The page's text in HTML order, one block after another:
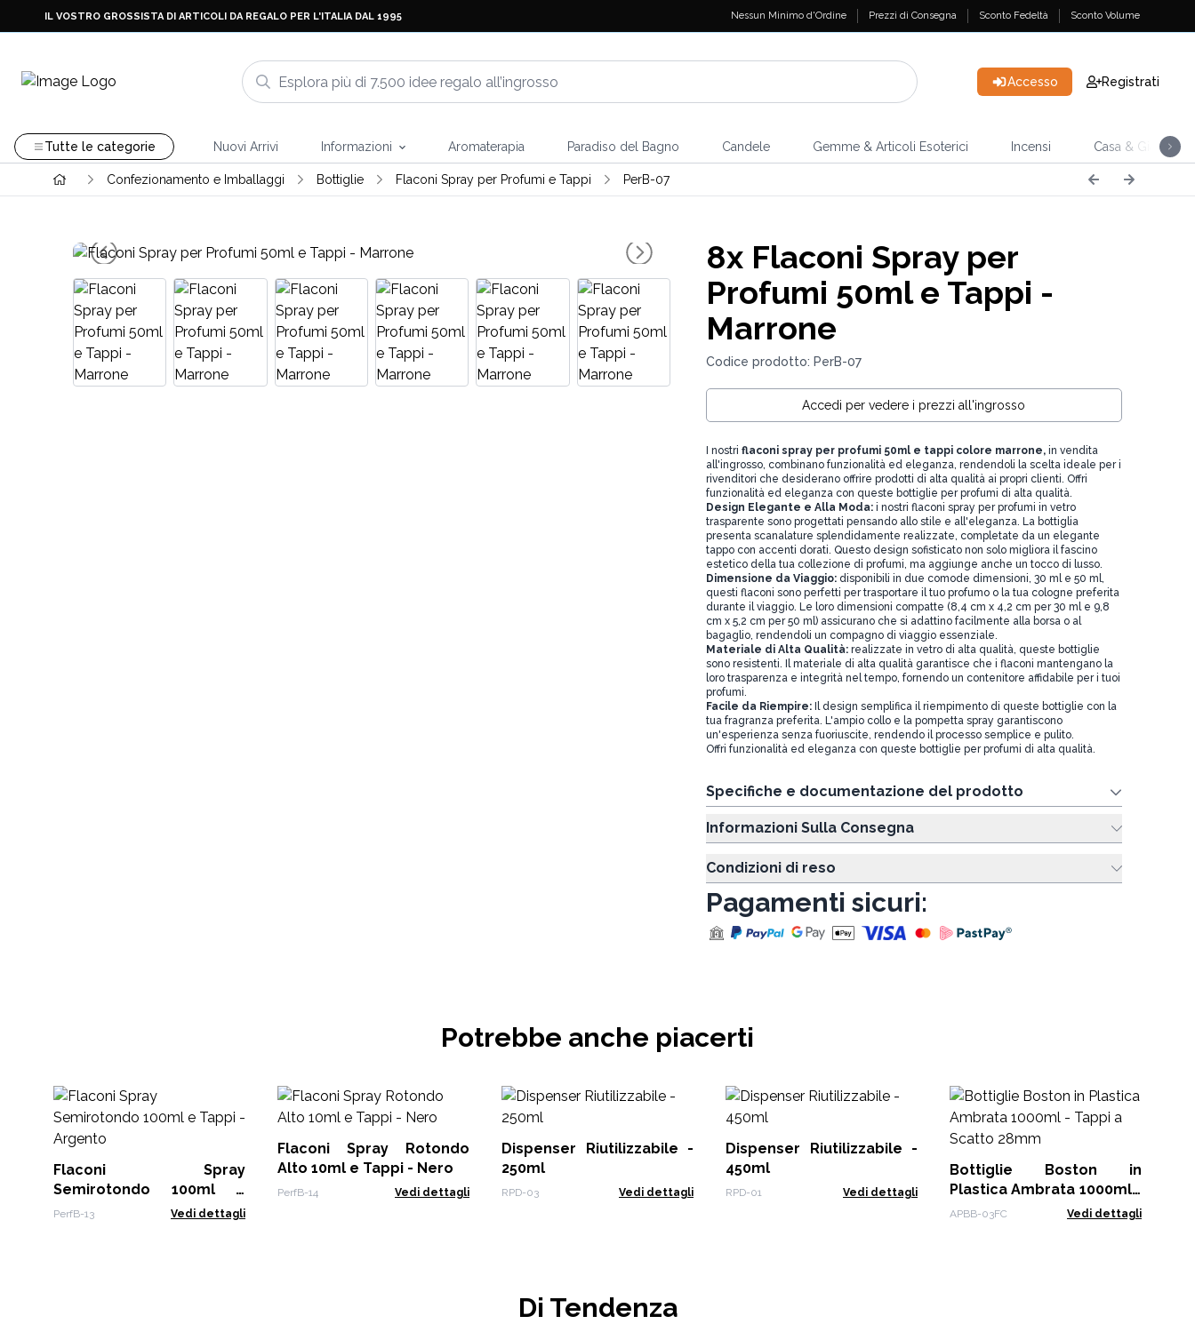
IL VOSTRO GROSSISTA DI ARTICOLI DA REGALO PER L'ITALIA DAL 1995 Nessun Minimo d'Ordine Prezzi di Consegna Sconto Fedeltà Sconto Volume
Accesso Registrati
Tutte le categorie Nuovi Arrivi Informazioni Aromaterapia Paradiso del Bagno Candele Gemme & Articoli Esoterici Incensi Casa & Giardino
Confezionamento e Imballaggi Bottiglie Flaconi Spray per Profumi e Tappi PerB-07
8xFlaconi Spray per
Profumi 50ml e Tappi -
Marrone
Codice prodotto: PerB-07
Accedi per vedere i prezzi all'ingrosso
I nostri flaconi spray per profumi 50ml e tappi colore marrone,in vendita
all'ingrosso, combinano funzionalità ed eleganza, rendendoli la scelta ideale per i
rivenditori che desiderano offrire prodotti di alta qualità ai propri clienti. Offri
funzionalità ed eleganza con queste bottiglie per profumi di alta qualità.
Design Elegante e Alla Moda: i nostri flaconi spray per profumi in vetro
trasparente sono progettati pensando allo stile e all'eleganza. La bottiglia
presenta scanalature splendidamente realizzate, completate da un elegante
tappo con accenti dorati. Questo design sofisticato non solo migliora il fascino
estetico della tua collezione di profumi, ma aggiunge anche un tocco di lusso.
Dimensione da Viaggio: disponibili in due comode dimensioni, 30 ml e 50 ml,
questi flaconi sono perfetti per trasportare il tuo profumo o la tua cologne preferita
durante il viaggio. Le loro dimensioni compatte (8,4 cm x 4,2 cm per 30 ml e 9,8
cm x 5,2 cm per 50 ml) assicurano che si adattino facilmente alla borsa o al
bagaglio, rendendoli un compagno di viaggio essenziale.
Materiale di Alta Qualità:realizzate in vetro di alta qualità, queste bottiglie
sono resistenti. Il materiale di alta qualità garantisce che i flaconi mantengano la
loro trasparenza e integrità nel tempo, fornendo un contenitore affidabile per i tuoi
profumi.
Facile da Riempire:Il design semplifica il riempimento di queste bottiglie con la
tua fragranza preferita. L'ampio collo e la pompetta spray garantiscono
un'esperienza senza fuoriuscite, rendendo il processo semplice e pulito.
Offri funzionalità ed eleganza con queste bottiglie per profumi di alta qualità.
Specifiche e documentazione del prodotto
Informazioni Sulla Consegna
Condizioni di reso
Pagamenti sicuri:
Potrebbe anche piacerti
Flaconi Spray
Semirotondo 100ml e
Tappi - Argento
PerfB-13 Vedi dettagli
Flaconi Spray Rotondo
Alto 10ml e Tappi - Nero
PerfB-14 Vedi dettagli
Dispenser Riutilizzabile -
250ml
RPD-03 Vedi dettagli
Dispenser Riutilizzabile -
450ml
RPD-01 Vedi dettagli
Bottiglie Boston in
Plastica Ambrata 1000ml -
Tappi a Scatto 28mm
APBB-03FC Vedi dettagli
Di Tendenza